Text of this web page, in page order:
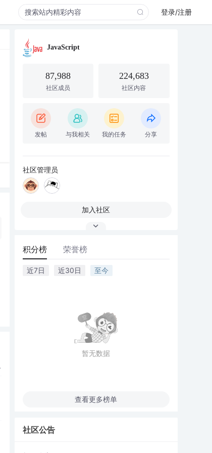
登录/注册
JavaScript
87,988
社区成员
224,683
社区内容
发帖 与我相关 我的任务 分享
社区管理员
加入社区
积分榜 荣誉榜
近7日 近30日 至今
暂无数据
查看更多榜单
社区公告